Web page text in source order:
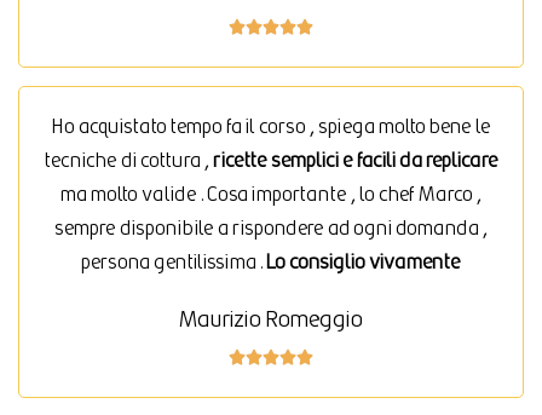

Ho acquistato tempo fa il corso , spiega molto bene le
tecniche di cottura , ricette semplici e facili da replicare
ma molto valide . Cosa importante , lo chef Marco ,
sempre disponibile a rispondere ad ogni domanda ,
persona gentilissima . Lo consiglio vivamente
Maurizio Romeggio
